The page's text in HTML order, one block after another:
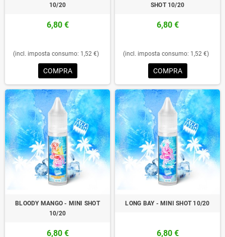
10/20
6,80 €
(incl. imposta consumo: 1,52 €)
COMPRA
SHOT 10/20
6,80 €
(incl. imposta consumo: 1,52 €)
COMPRA
BLOODY MANGO - MINI SHOT
10/20
6,80 €
LONG BAY - MINI SHOT 10/20
6,80 €